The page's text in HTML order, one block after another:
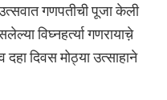
गणपतीची पूजा केली
विघ्नहर्त्या गणरायाच़े
दिवस मोठ्या उत्साहाने